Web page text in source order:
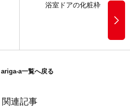
浴室ドアの化粧枠
ariga-a一覧へ戻る
関連記事